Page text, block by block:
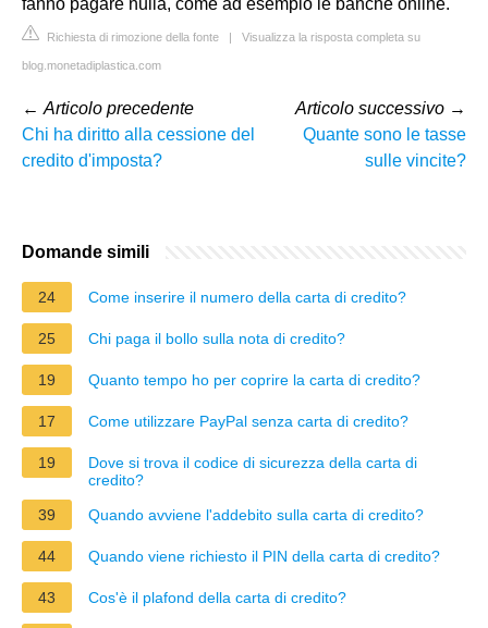
Richiesta di rimozione della fonte | Visualizza la risposta completa su
blog.monetadiplastica.com
← Articolo precedente
Chi ha diritto alla cessione del
credito d'imposta?
Articolo successivo →
Quante sono le tasse
sulle vincite?
Domande simili
24 Come inserire il numero della carta di credito?
25 Chi paga il bollo sulla nota di credito?
19 Quanto tempo ho per coprire la carta di credito?
17 Come utilizzare PayPal senza carta di credito?
19
Dove si trova il codice di sicurezza della carta di
credito?
39
Quando avviene l'addebito sulla carta di credito?
44 Quando viene richiesto il PIN della carta di credito?
43 Cos'è il plafond della carta di credito?